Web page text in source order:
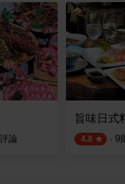
論
旨味日式
4.8 · 9